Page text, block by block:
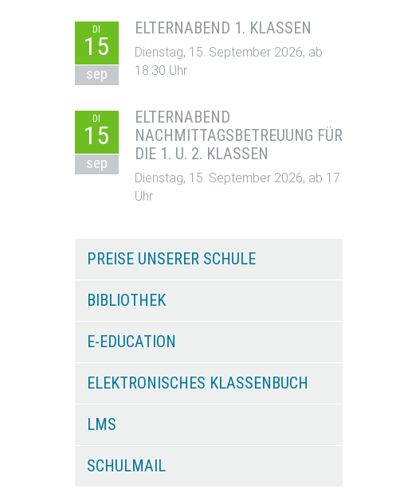
DI
15
sep
ELTERNABEND 1. KLASSEN
Dienstag, 15. September 2026, ab
18:30 Uhr
DI
15
sep
ELTERNABEND
NACHMITTAGSBETREUUNG FÜR
DIE 1. U. 2. KLASSEN
Dienstag, 15. September 2026, ab 17
Uhr
PREISE UNSERER SCHULE
BIBLIOTHEK
E-EDUCATION
ELEKTRONISCHES KLASSENBUCH
LMS
SCHULMAIL